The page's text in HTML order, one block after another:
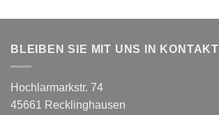
BLEIBEN SIE MIT UNS IN KONTAKT
Hochlarmarkstr. 74
45661 Recklinghausen